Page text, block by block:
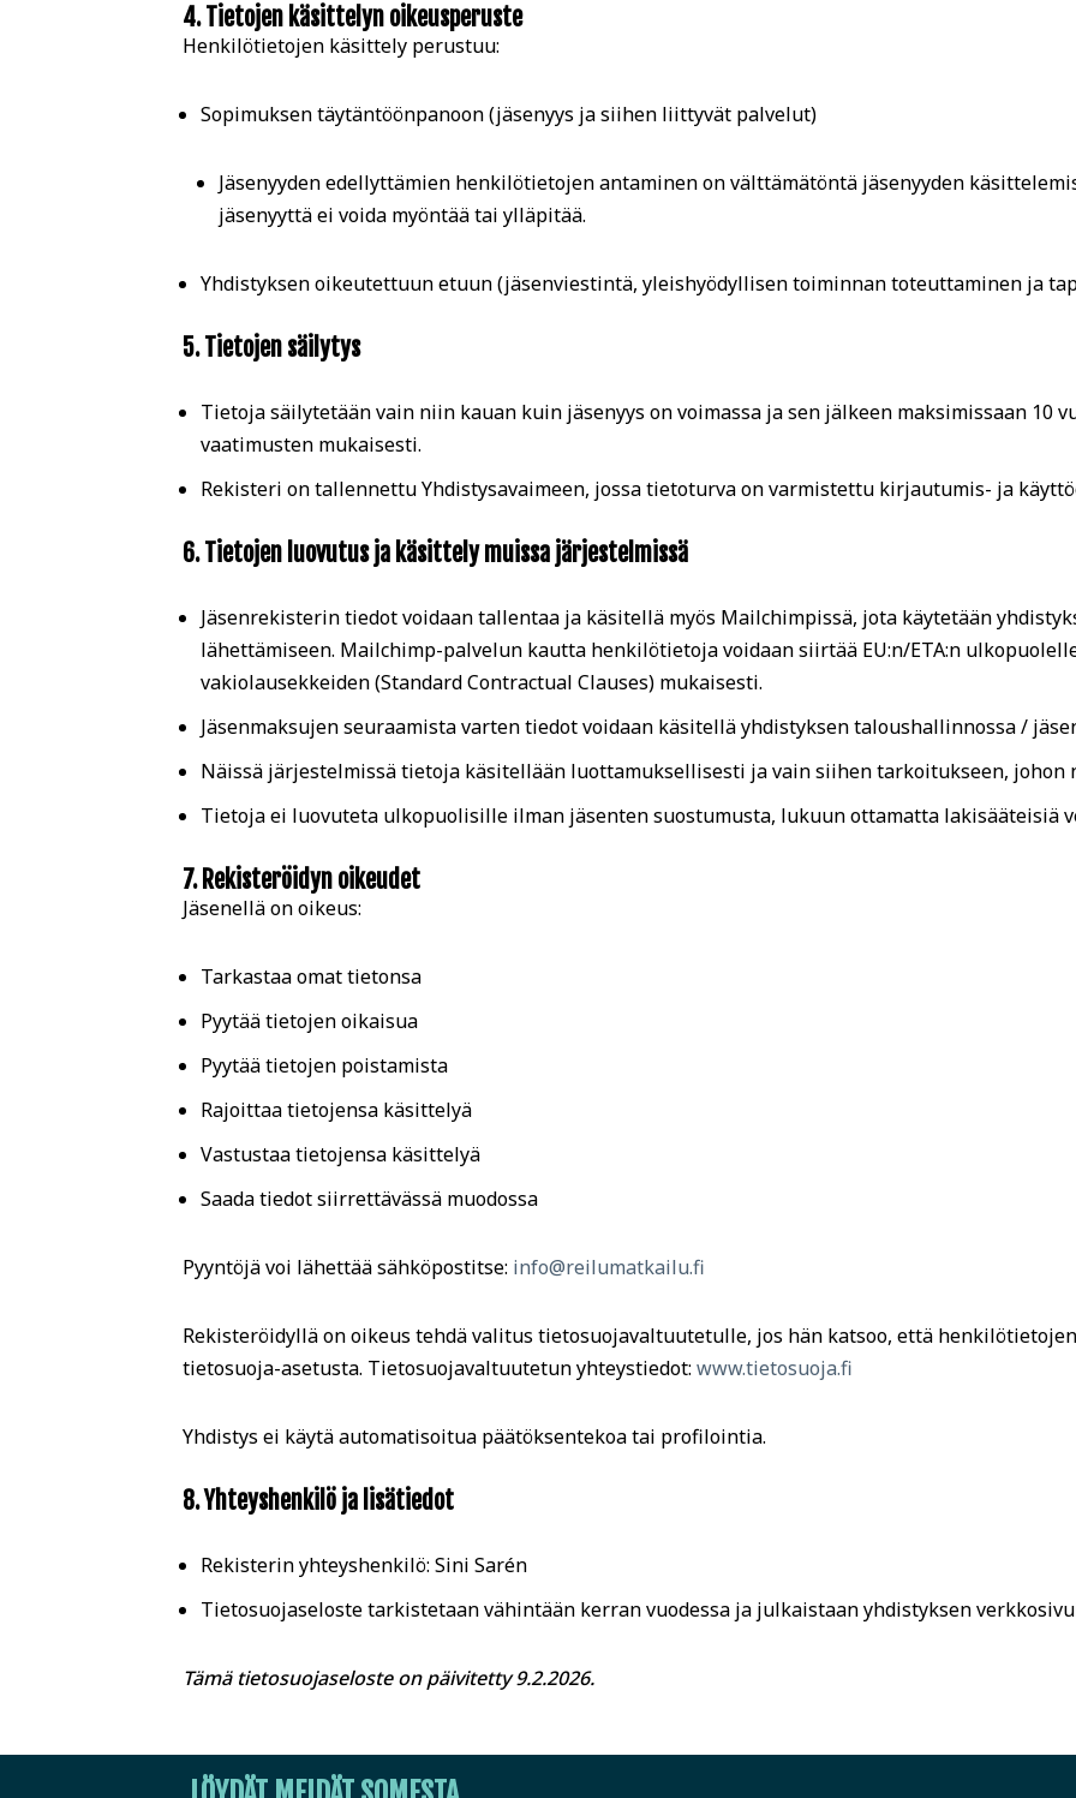
4. Tietojen käsittelyn oikeusperuste
Henkilötietojen käsittely perustuu:
Sopimuksen täytäntöönpanoon (jäsenyys ja siihen liittyvät palvelut)
Jäsenyyden edellyttämien henkilötietojen antaminen on välttämätöntä jäsenyyden
jäsenyyttä ei voida myöntää tai ylläpitää.
Yhdistyksen oikeutettuun etuun (jäsenviestintä, yleishyödyllisen toiminnan toteuttaminen ja
5. Tietojen säilytys
Tietoja säilytetään vain niin kauan kuin jäsenyys on voimassa ja sen jälkeen maksimissaan 10
vaatimusten mukaisesti.
Rekisteri on tallennettu Yhdistysavaimeen, jossa tietoturva on varmistettu kirjautumis- ja
6. Tietojen luovutus ja käsittely muissa järjestelmissä
Jäsenrekisterin tiedot voidaan tallentaa ja käsitellä myös Mailchimpissä, jota käytetään
lähettämiseen. Mailchimp-palvelun kautta henkilötietoja voidaan siirtää EU:n/ETA:n
vakiolausekkeiden (Standard Contractual Clauses) mukaisesti.
Jäsenmaksujen seuraamista varten tiedot voidaan käsitellä yhdistyksen taloushallinnossa /
Näissä järjestelmissä tietoja käsitellään luottamuksellisesti ja vain siihen tarkoitukseen, johon
Tietoja ei luovuteta ulkopuolisille ilman jäsenten suostumusta, lukuun ottamatta lakisääteisiä
7. Rekisteröidyn oikeudet
Jäsenellä on oikeus:
Tarkastaa omat tietonsa
Pyytää tietojen oikaisua
Pyytää tietojen poistamista
Rajoittaa tietojensa käsittelyä
Vastustaa tietojensa käsittelyä
Saada tiedot siirrettävässä muodossa
Pyyntöjä voi lähettää sähköpostitse: info@reilumatkailu.fi
Rekisteröidyllä on oikeus tehdä valitus tietosuojavaltuutetulle, jos hän katsoo, että
tietosuoja-asetusta. Tietosuojavaltuutetun yhteystiedot:www.tietosuoja.fi
Yhdistys ei käytä automatisoitua päätöksentekoa tai profilointia.
8. Yhteyshenkilö ja lisätiedot
Rekisterin yhteyshenkilö: Sini Sarén
Tietosuojaseloste tarkistetaan vähintään kerran vuodessa ja julkaistaan yhdistyksen
Tämä tietosuojaseloste on päivitetty 9.2.2026.